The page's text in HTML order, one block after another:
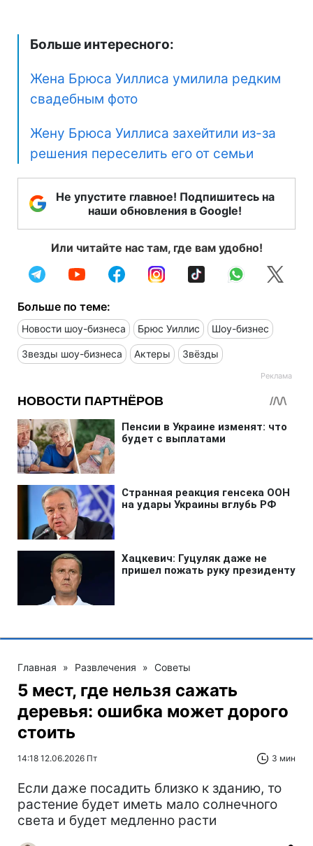
Больше интересного:
Жена Брюса Уиллиса умилила редким
свадебным фото
Жену Брюса Уиллиса захейтили из-за
решения переселить его от семьи
Не упустите главное! Подпишитесь на
наши обновления в Google!
Или читайте нас там, где вам удобно!
Больше по теме:
Новости шоу-бизнеса Брюс Уиллис Шоу-бизнес
Звезды шоу-бизнеса Актеры Звёзды
Главная » Развлечения » Советы
5 мест, где нельзя сажать
деревья: ошибка может дорого
стоить
14:18 12.06.2026 Пт 3 мин
Если даже посадить близко к зданию, то
растение будет иметь мало солнечного
света и будет медленно расти